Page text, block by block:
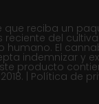
reciba un
del
El
indemnizar y
producto
| Política de